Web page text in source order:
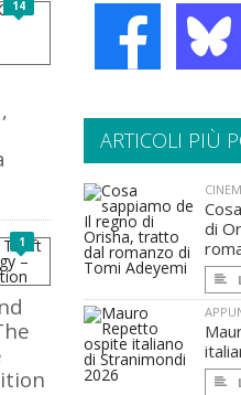
14
1
ARTICOLI PIÙ
di